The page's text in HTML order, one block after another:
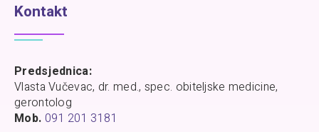
Kontakt
Predsjednica:
Vlasta Vučevac, dr. med., spec. obiteljske medicine,
gerontolog
Mob. 091 201 3181